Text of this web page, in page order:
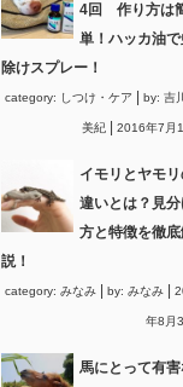
4回 作り方は
単！ハッカ油
除けスプレー！
category: しつけ・ケア by: 吉
美紀 2016年7月
イモリとヤモ
違いとは？見
方と特徴を徹
説！
category: みなみ by: みなみ
年8月
馬にとって有